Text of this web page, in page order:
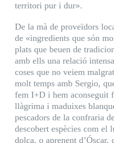
territori pur i dur».
De la mà de proveïdors
de «ingredients que són
plats que beuen de
amb ells una relació
coses que no veiem
molt temps amb Sergio,
fem I+D i hem aconseguit
llàgrima i maduixes
pescadors de la confraria
descobert espècies com el
dolça, o aprenent d’Óscar,